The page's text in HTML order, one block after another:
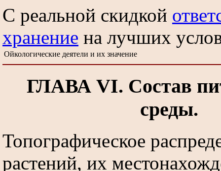
С реальной скидкой
хранение на лучших
Ойкологические деятели и их значение
ГЛАВА VI. Состав
среды.
Топографическое
растений, их